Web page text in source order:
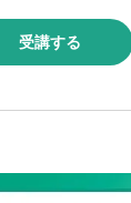
受講する